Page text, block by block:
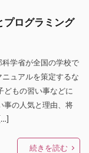
プログラミング
学省が全国の学校で
ュアルを策定するな
どもの習い事などに
事の人気と理由、将
続きを読む